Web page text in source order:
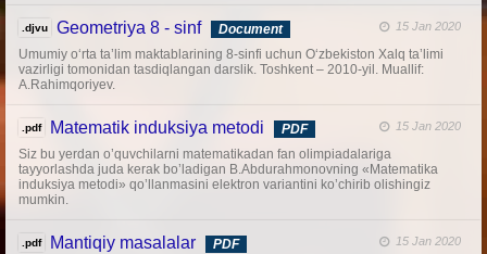
.djvu Geometriya 8 - sinf Document 15 Jan 2020
Umumiy o‘rta ta’lim maktablarining 8-sinfi uchun O‘zbekiston Xalq ta’limi
vazirligi tomonidan tasdiqlangan darslik. Toshkent – 2010-yil. Muallif:
A.Rahimqoriyev.
.pdf Matematik induksiya metodi PDF 15 Jan 2020
Siz bu yerdan o’quvchilarni matematikadan fan olimpiadalariga
tayyorlashda juda kerak bo’ladigan B.Abdurahmonovning «Matematika
induksiya metodi» qo’llanmasini elektron variantini ko’chirib olishingiz
mumkin.
.pdf Mantiqiy masalalar PDF 15 Jan 2020